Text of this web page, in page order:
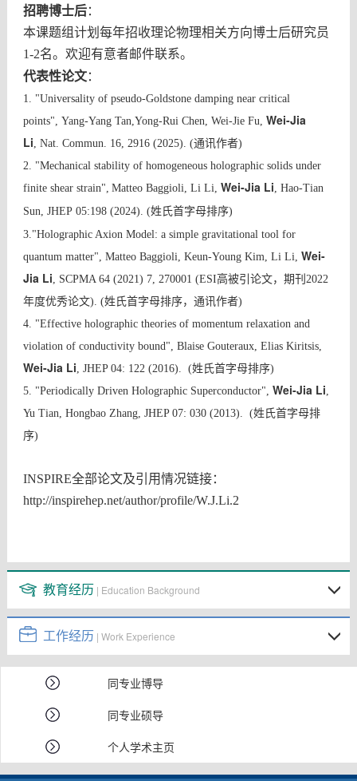
招聘博士后：
本课题组计划每年招收理论物理相关方向博士后研究员
1-2名。欢迎有意者邮件联系。
代表性论文：
1. "Universality of pseudo-Goldstone damping near critical
points", Yang-Yang Tan,Yong-Rui Chen, Wei-Jie Fu, Wei-Jia
Li, Nat. Commun. 16, 2916 (2025). (通讯作者)
2. "Mechanical stability of homogeneous holographic solids under
finite shear strain", Matteo Baggioli, Li Li, Wei-Jia Li, Hao-Tian
Sun, JHEP 05:198 (2024). (姓氏首字母排序)
3."Holographic Axion Model: a simple gravitational tool for
quantum matter", Matteo Baggioli, Keun-Young Kim, Li Li, Wei-
Jia Li, SCPMA 64 (2021) 7, 270001 (ESI高被引论文，期刊2022
年度优秀论文). (姓氏首字母排序，通讯作者)
4. "Effective holographic theories of momentum relaxation and
violation of conductivity bound", Blaise Gouteraux, Elias Kiritsis,
Wei-Jia Li, JHEP 04: 122 (2016). (姓氏首字母排序)
5. "Periodically Driven Holographic Superconductor", Wei-Jia Li,
Yu Tian, Hongbao Zhang, JHEP 07: 030 (2013). (姓氏首字母排
序)
INSPIRE全部论文及引用情况链接：
http://inspirehep.net/author/profile/W.J.Li.2
教育经历 | Education Background
工作经历 | Work Experience
同专业博导
同专业硕导
个人学术主页